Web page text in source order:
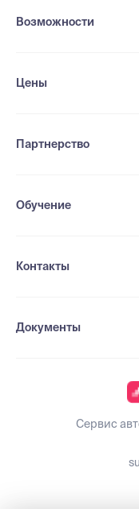
Сервис
Возможности
Цены
Партнерство
Обучение
Контакты
Документы